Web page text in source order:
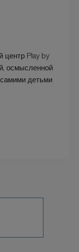
центр Play by
осмысленной
детьми